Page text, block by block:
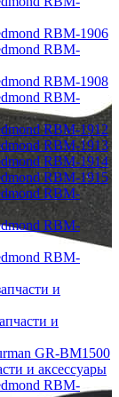
RBM-1906
RBM-
RBM-1908
RBM-
RBM-1912
RBM-1913
RBM-1914
RBM-1915
RBM-
RBM-
RBM-
и
и
GR-BM1500
и аксессуары
RBM-